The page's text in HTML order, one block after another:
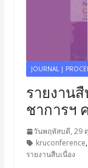
JOURNAL |
รายงาน
ชาการฯ
วันพฤหัสบดี, 29
kruconference,
รายงานสืบเนื่อง